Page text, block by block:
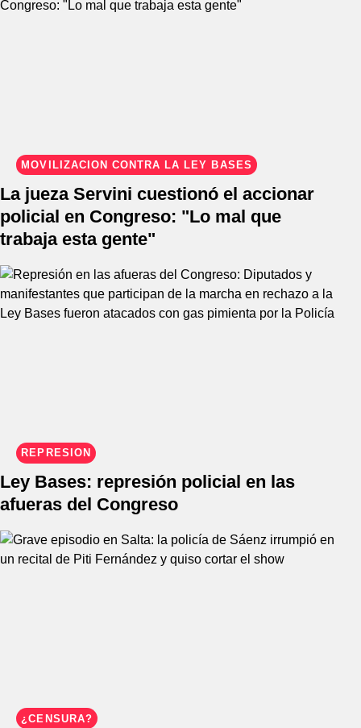
MOVILIZACIÓN CONTRA LA LEY BASES
La jueza Servini cuestionó el accionar
policial en Congreso: "Lo mal que
trabaja esta gente"
REPRESIÓN
Ley Bases: represión policial en las
afueras del Congreso
¿CENSURA?